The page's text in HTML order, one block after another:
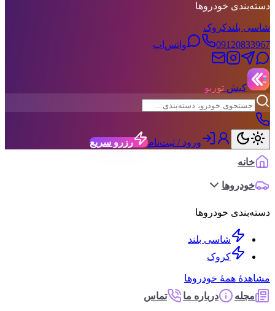
دسته‌بندی خودروها
شاسی بلندکروک
09120833967
واتس‌اپ
کیش توربو
ورود / ثبت‌نام
رزرو سریع
خانه
خودروها
دسته‌بندی خودروها
شاسی بلند
کروک
مشاهدهٔ همهٔ خودروها
مجله
درباره ما تماس